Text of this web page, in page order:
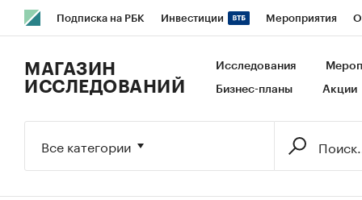
Подписка на РБК Инвестиции Мероприятия
Исследования Кредитные рейтинги Франшизы
МАГАЗИН
ИССЛЕДОВАНИЙ
Исследования
Бизнес-планы Акции
Все категории